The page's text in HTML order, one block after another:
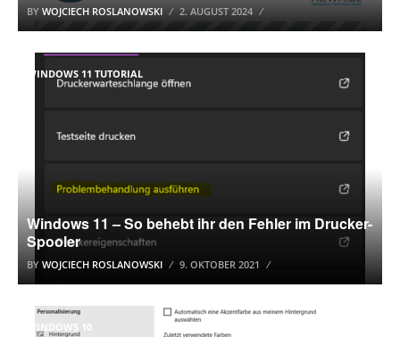
BY WOJCIECH ROSLANOWSKI 2. AUGUST 2024
WINDOWS 11 TUTORIAL
Windows 11 – So behebt ihr den Fehler im Drucker-
Spooler
BY WOJCIECH ROSLANOWSKI 9. OKTOBER 2021
WINDOWS 10